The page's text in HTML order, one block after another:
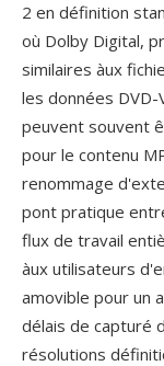
2 en définition
où Dolby Digital,
similaires àux
les données
peuvent souvent
pour le contenu
renommage
pont pratique
flux de travail
àux utilisateurs
amovible pour un
délais de capturé
résolutions